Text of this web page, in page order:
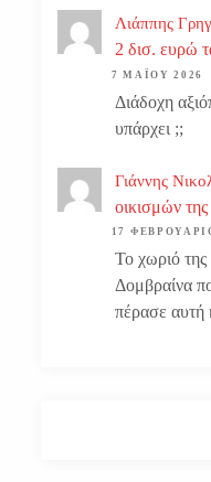
Λιάππης
2 δισ. ευρώ
7 ΜΑΪ́ΟΥ 2026
Διάδοχη
υπάρχει ;;
Γιάννης
οικισμών
17
Το χωριό
Δομβραίνα
πέρασε αυτή